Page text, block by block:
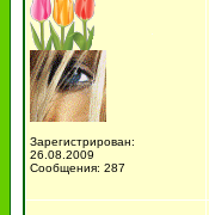
Зарегистрирован:
26.08.2009
Сообщения: 287